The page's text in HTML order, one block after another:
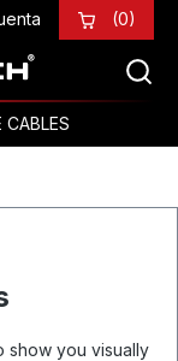
(0)
CABLES
show you visually